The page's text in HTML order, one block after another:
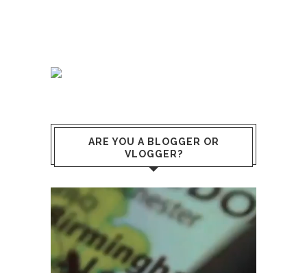
ARE YOU A BLOGGER OR
VLOGGER?
Reproductor
de
vídeo